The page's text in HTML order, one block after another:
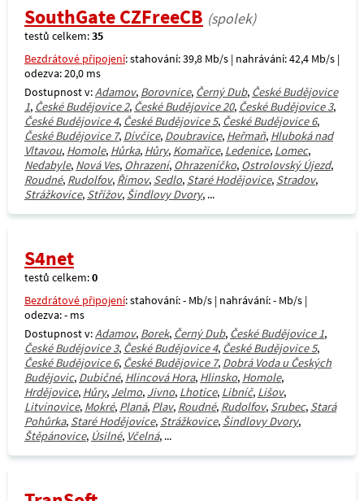
SouthGate CZFreeCB (spolek)
testů celkem:35
Bezdrátové připojení: stahování: 39,8 Mb/s | nahrávání: 42,4 Mb/s |
odezva: 20,0 ms
Dostupnost v:Adamov, Borovnice, Černý Dub, České Budějovice
1, České Budějovice 2, České Budějovice 20, České Budějovice 3,
České Budějovice 4, České Budějovice 5, České Budějovice 6,
České Budějovice 7, Dívčice, Doubravice, Heřmaň, Hluboká nad
Vltavou, Homole, Hůrka, Hůry, Komařice, Ledenice, Lomec,
Nedabyle, Nová Ves, Ohrazení, Ohrazeníčko, Ostrolovský Újezd,
Roudné, Rudolfov, Římov, Sedlo, Staré Hodějovice, Stradov,
Strážkovice, Střížov, Šindlovy Dvory, ...
S4net
testů celkem:0
Bezdrátové připojení: stahování: - Mb/s | nahrávání: - Mb/s |
odezva: - ms
Dostupnost v:Adamov, Borek, Černý Dub, České Budějovice 1,
České Budějovice 3, České Budějovice 4, České Budějovice 5,
České Budějovice 6, České Budějovice 7, Dobrá Voda u Českých
Budějovic, Dubičné, Hlincová Hora, Hlinsko, Homole,
Hrdějovice, Hůry, Jelmo, Jivno, Lhotice, Libníč, Lišov,
Litvínovice, Mokré, Planá, Plav, Roudné, Rudolfov, Srubec, Stará
Pohůrka, Staré Hodějovice, Strážkovice, Šindlovy Dvory,
Štěpánovice, Úsilné, Včelná, ...